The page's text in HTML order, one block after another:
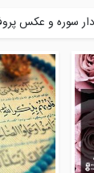
سوره و عکس